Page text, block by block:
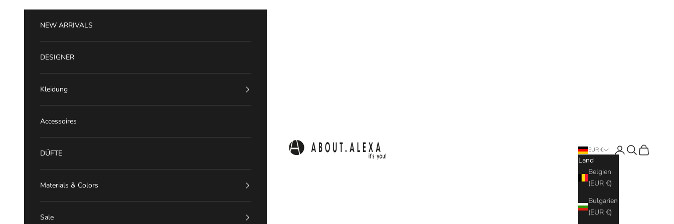
ABOUT.ALEXA
EUR €
Land
Belgien
(EUR €)
Bulgarien
(EUR €)
Anmelden
SuchenWarenkorb
NEW ARRIVALS
DESIGNER
Kleidung
Accessoires
DÜFTE
Materials & Colors
Sale